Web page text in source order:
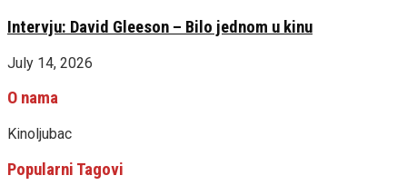
Intervju: David Gleeson – Bilo jednom u kinu
July 14, 2026
O nama
Kinoljubac
Popularni Tagovi